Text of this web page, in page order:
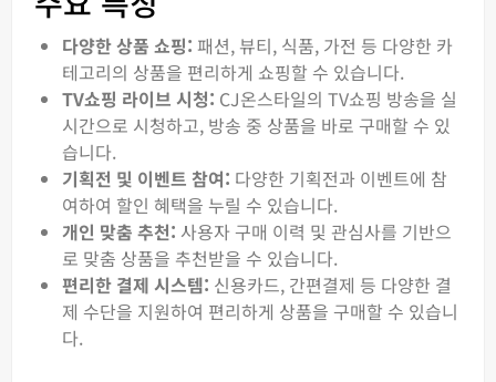
다양한 상품 쇼핑: 패션, 뷰티, 식품, 가전 등 다양한 카
테고리의 상품을 편리하게 쇼핑할 수 있습니다.
TV쇼핑 라이브 시청: CJ온스타일의 TV쇼핑 방송을 실
시간으로 시청하고, 방송 중 상품을 바로 구매할 수 있
습니다.
기획전 및 이벤트 참여: 다양한 기획전과 이벤트에 참
여하여 할인 혜택을 누릴 수 있습니다.
개인 맞춤 추천: 사용자 구매 이력 및 관심사를 기반으
로 맞춤 상품을 추천받을 수 있습니다.
편리한 결제 시스템: 신용카드, 간편결제 등 다양한 결
제 수단을 지원하여 편리하게 상품을 구매할 수 있습니
다.